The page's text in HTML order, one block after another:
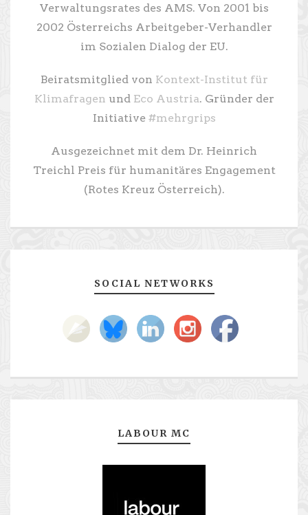
Verwaltungsrates des AMS. Von 2001 bis
2002 Österreichs Arbeitgeber-Verhandler
im Sozialen Dialog der EU.
Beiratsmitglied von Kontext-Institut für
Klimafragen und Eco Austria. Gründer der
Initiative #mehrgrips
Ausgezeichnet mit dem Dr. Heinrich
Treichl Preis für humanitäres Engagement
(Rotes Kreuz Österreich).
SOCIAL NETWORKS
LABOUR MC